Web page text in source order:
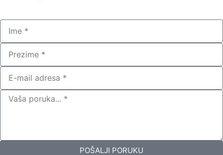
POŠALJI PORUKU